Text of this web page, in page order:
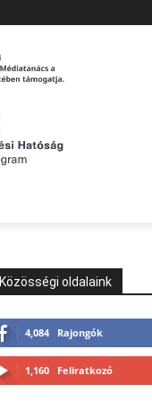
Közösségi oldalaink
4,084 Rajongók
1,160 Feliratkozó